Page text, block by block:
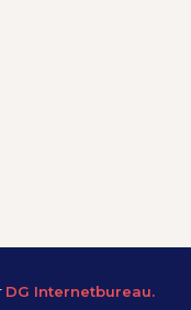
DG Internetbureau.